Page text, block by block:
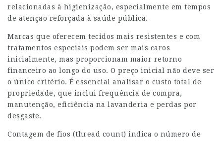
relacionadas à higienização, especialmente em tempos
de atenção reforçada à saúde pública.
Marcas que oferecem tecidos mais resistentes e com
tratamentos especiais podem ser mais caros
inicialmente, mas proporcionam maior retorno
financeiro ao longo do uso. O preço inicial não deve ser
o único critério. É essencial analisar o custo total de
propriedade, que inclui frequência de compra,
manutenção, eficiência na lavanderia e perdas por
desgaste.
Contagem de fios (thread count) indica o número de